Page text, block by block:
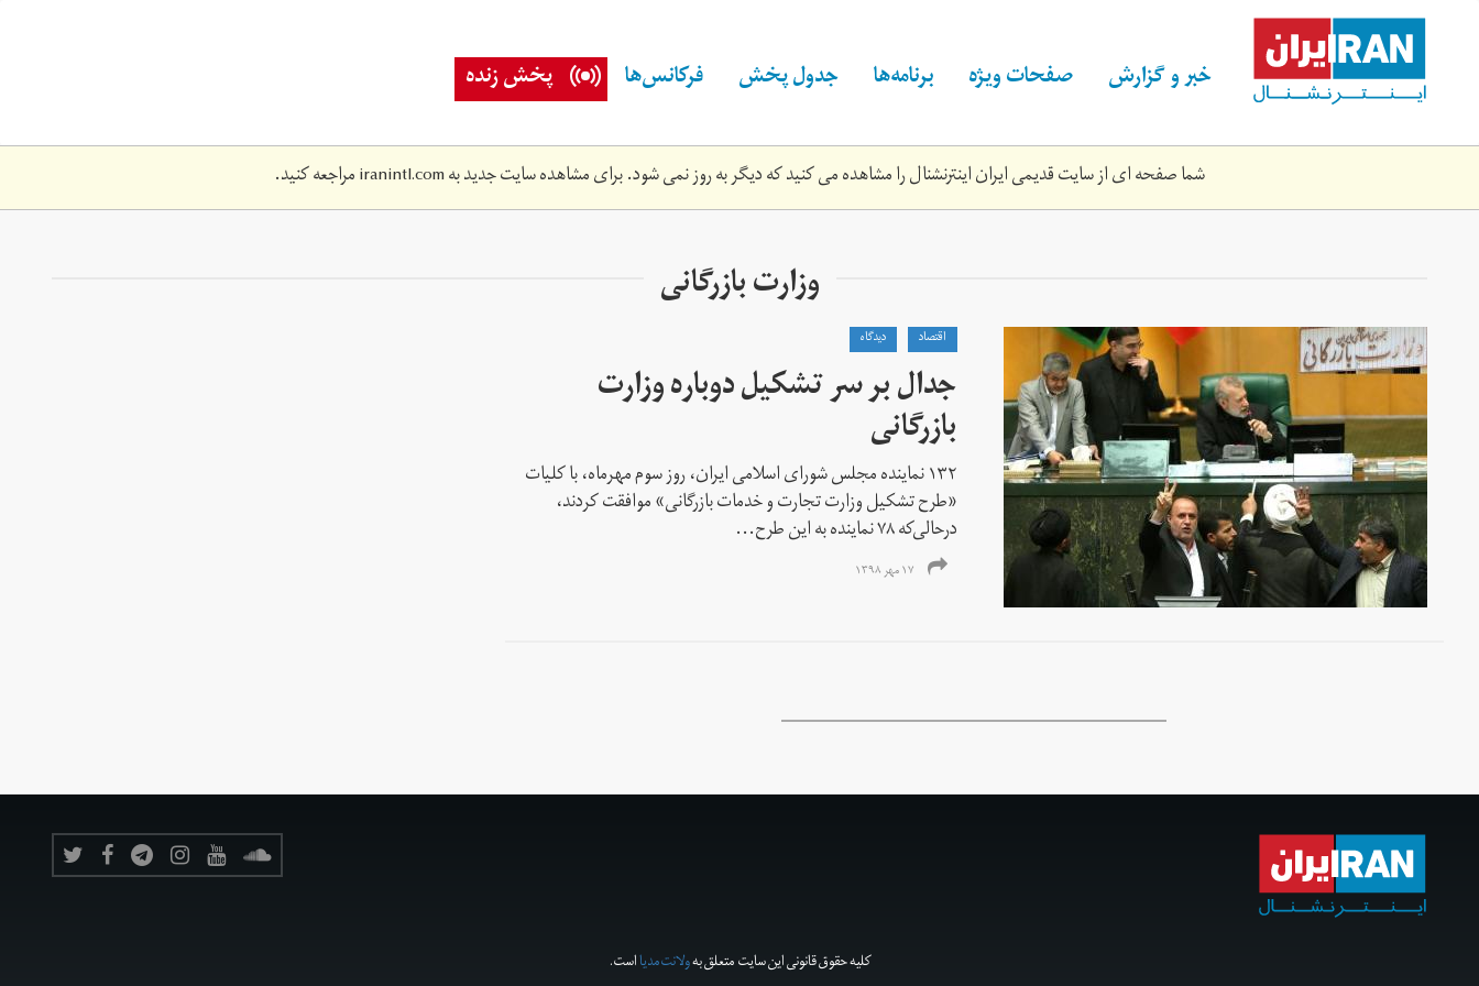
content خبر و گزارش صفحات ویژه برنامه‌ها جدول پخش فرکانس‌ها پخش زنده
شما صفحه ای از سایت قدیمی ایران اینترنشنال را مشاهده می کنید که دیگر به روز نمی شود. برای مشاهده سایت جدید بهiranintl.comمراجعه کنید.
وزارت بازرگانی
اقتصاد دیدگاه
جدال بر سر تشکیل دوباره وزارت
بازرگانی
۱۳۲ نماینده مجلس شورای اسلامی ایران، روز سوم مهرماه، با کلیات
«طرح تشکیل وزارت تجارت و خدمات بازرگانی» موافقت کردند،
درحالی‌که ۷۸ نماینده به این طرح...
۱۷ مهر ۱۳۹۸
کلیه حقوق قانونی این سایت متعلق بهولانت‌مدیااست.